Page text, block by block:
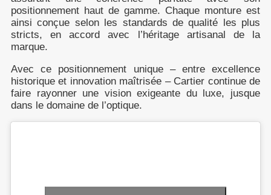
positionnement haut de gamme. Chaque monture est
ainsi conçue selon les standards de qualité les plus
stricts, en accord avec l’héritage artisanal de la
marque.
Avec ce positionnement unique – entre excellence
historique et innovation maîtrisée – Cartier continue de
faire rayonner une vision exigeante du luxe, jusque
dans le domaine de l’optique.